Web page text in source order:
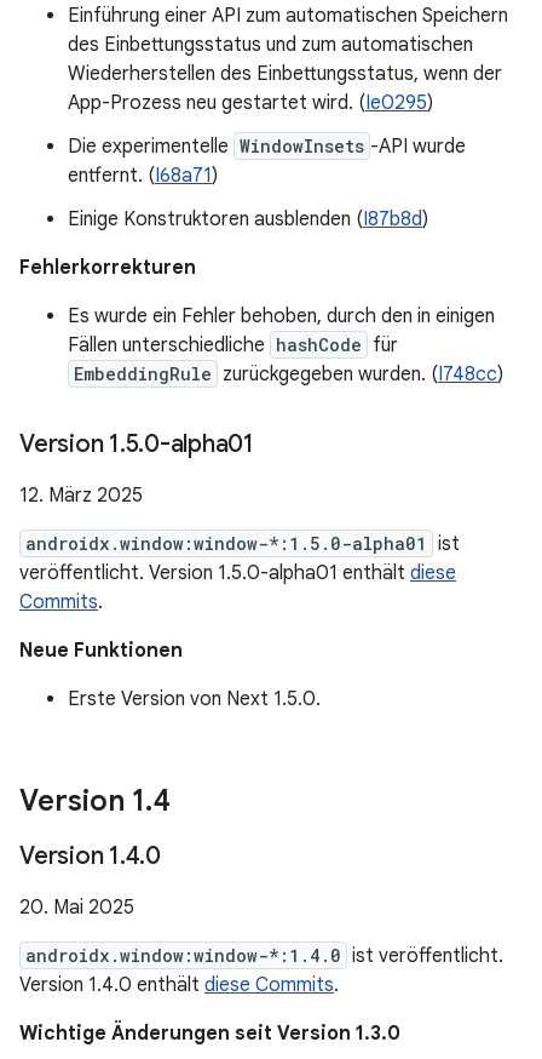
Einführung einer API zum automatischen Speichern
des Einbettungsstatus und zum automatischen
Wiederherstellen des Einbettungsstatus, wenn der
App-Prozess neu gestartet wird. (Ie0295)
Die experimentelle WindowInsets -API wurde
entfernt. (I68a71)
Einige Konstruktoren ausblenden (I87b8d)
Fehlerkorrekturen
Es wurde ein Fehler behoben, durch den in einigen
Fällen unterschiedliche hashCode für
EmbeddingRule zurückgegeben wurden. (I748cc)
Version 1.5.0-alpha01
12. März 2025
androidx.window:window-*:1.5.0-alpha01
ist
veröffentlicht. Version 1.5.0-alpha01 enthält diese
Commits.
Neue Funktionen
Erste Version von Next 1.5.0.
Version 1.4
Version 1.4.0
20. Mai 2025
androidx.window:window-*:1.4.0 ist veröffentlicht.
Version 1.4.0 enthält diese Commits.
Wichtige Änderungen seit Version 1.3.0